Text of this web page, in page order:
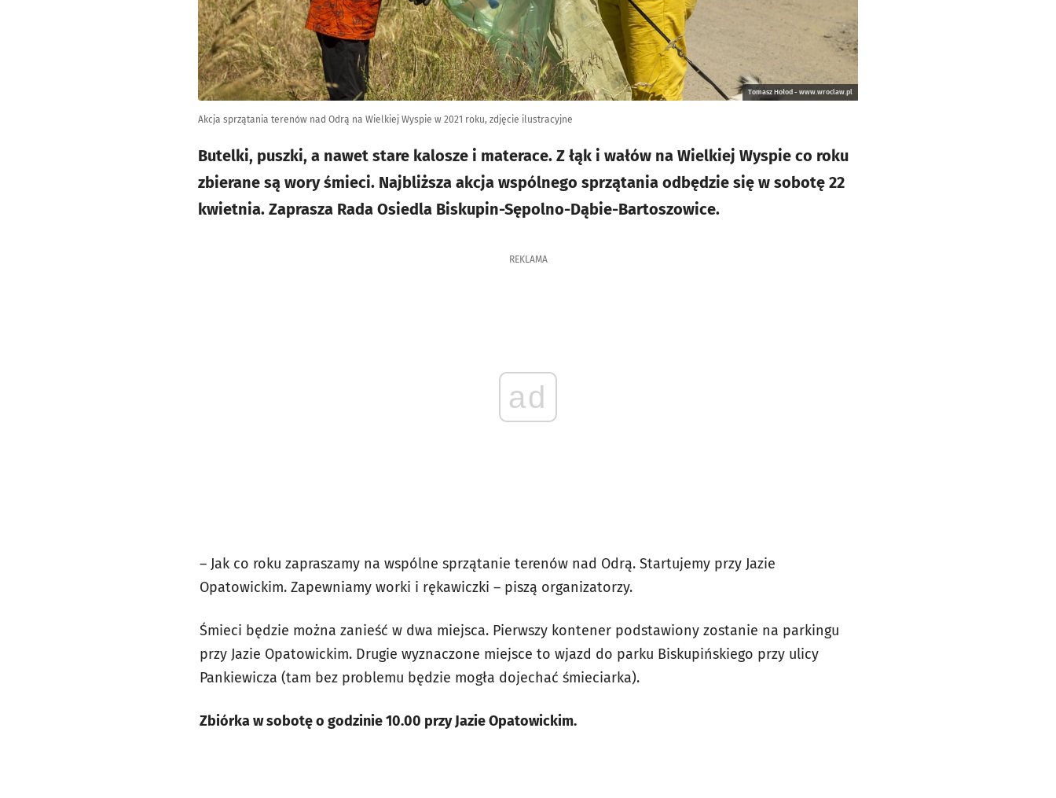
Tomasz Hołod - www.wroclaw.pl
Akcja sprzątania terenów nad Odrą na Wielkiej Wyspie w 2021 roku, zdjęcie ilustracyjne
Butelki, puszki, a nawet stare kalosze i materace. Z łąk i wałów na Wielkiej Wyspie co roku
zbierane są wory śmieci. Najbliższa akcja wspólnego sprzątania odbędzie się w sobotę 22
kwietnia. Zaprasza Rada Osiedla Biskupin-Sępolno-Dąbie-Bartoszowice.
REKLAMA
ad
– Jak co roku zapraszamy na wspólne sprzątanie terenów nad Odrą. Startujemy przy Jazie
Opatowickim. Zapewniamy worki i rękawiczki – piszą organizatorzy.
Śmieci będzie można zanieść w dwa miejsca. Pierwszy kontener podstawiony zostanie na parkingu
przy Jazie Opatowickim. Drugie wyznaczone miejsce to wjazd do parku Biskupińskiego przy ulicy
Pankiewicza (tam bez problemu będzie mogła dojechać śmieciarka).
Zbiórka w sobotę o godzinie 10.00 przy Jazie Opatowickim.